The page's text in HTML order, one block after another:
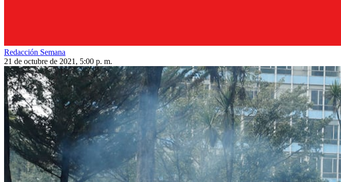
Redacción Semana
21 de octubre de 2021, 5:00 p. m.